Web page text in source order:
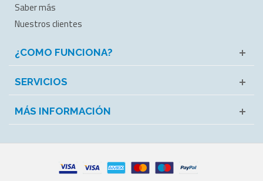
Saber más
Nuestros clientes
¿COMO FUNCIONA?
SERVICIOS
MÁS INFORMACIÓN